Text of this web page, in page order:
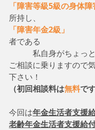
「障害等級5級の身体障
所持し、
「障害年金2級」
の
者である
私自身がちょっと
ご相談に乗りますので
下さい！
（初回相談料は無料で
今回は年金生活者支援
老齢年金生活者支援給